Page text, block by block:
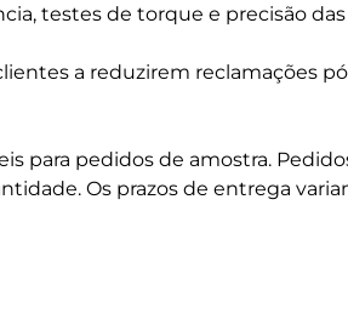
testes de torque e precisão
a reduzirem reclamações
para pedidos de amostra.
Os prazos de entrega